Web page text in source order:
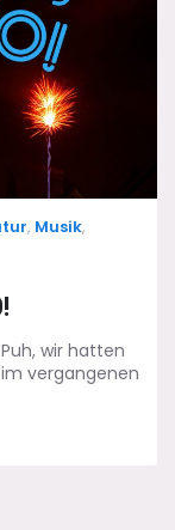
, Musik,
wir hatten
vergangenen